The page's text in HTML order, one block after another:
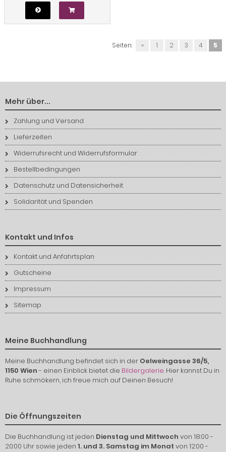
Seiten: « 1 2 3 4 5
Mehr über...
Zahlung und Versand
Lieferzeiten
Widerrufsrecht und Widerrufsformular
Bestellbedingungen
Datenschutz und Datensicherheit
Solidarität und Spenden
Kontakt und Infos
Kontakt und Anfahrtsplan
Gutscheine
Impressum
Sitemap
Meine Buchhandlung
Meine Buchhandlung befindet sich in der Oelweingasse 36/5,
1150 Wien- einen Einblick bietet die Bildergalerie. Hier kannst Du in
Ruhe schmökern, ich freue mich auf Deinen Besuch!
Die Öffnungszeiten
Die Buchhandlung ist jeden Dienstag und Mittwoch von 18:00 -
20:00 Uhr sowie jeden 1. und 3. Samstag im Monat von 12:00 -